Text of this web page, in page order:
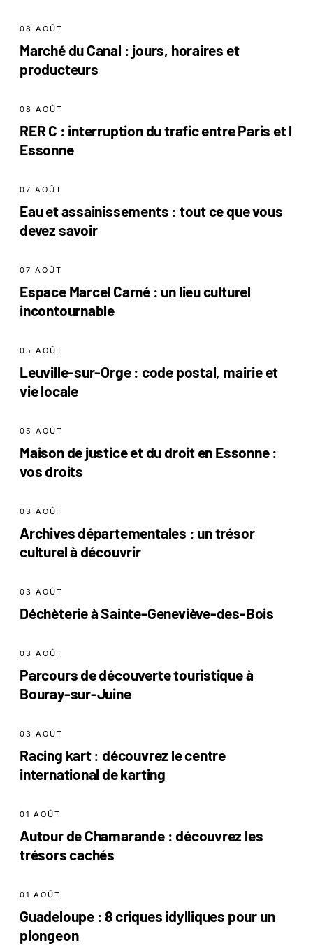
08 AOÛT
Marché du Canal : jours, horaires et
producteurs
08 AOÛT
RER C : interruption du trafic entre Paris et l
Essonne
07 AOÛT
Eau et assainissements : tout ce que vous
devez savoir
07 AOÛT
Espace Marcel Carné : un lieu culturel
incontournable
05 AOÛT
Leuville-sur-Orge : code postal, mairie et
vie locale
05 AOÛT
Maison de justice et du droit en Essonne :
vos droits
03 AOÛT
Archives départementales : un trésor
culturel à découvrir
03 AOÛT
Déchèterie à Sainte-Geneviève-des-Bois
03 AOÛT
Parcours de découverte touristique à
Bouray-sur-Juine
03 AOÛT
Racing kart : découvrez le centre
international de karting
01 AOÛT
Autour de Chamarande : découvrez les
trésors cachés
01 AOÛT
Guadeloupe : 8 criques idylliques pour un
plongeon